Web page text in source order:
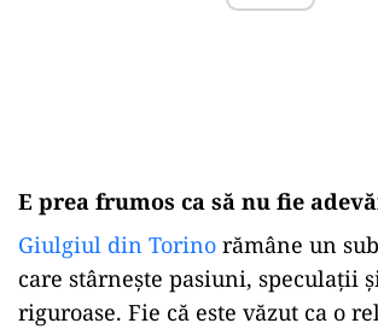
E prea frumos ca să nu fie
Giulgiul din Torino rămâne un
care stârnește pasiuni, speculații
riguroase. Fie că este văzut ca o